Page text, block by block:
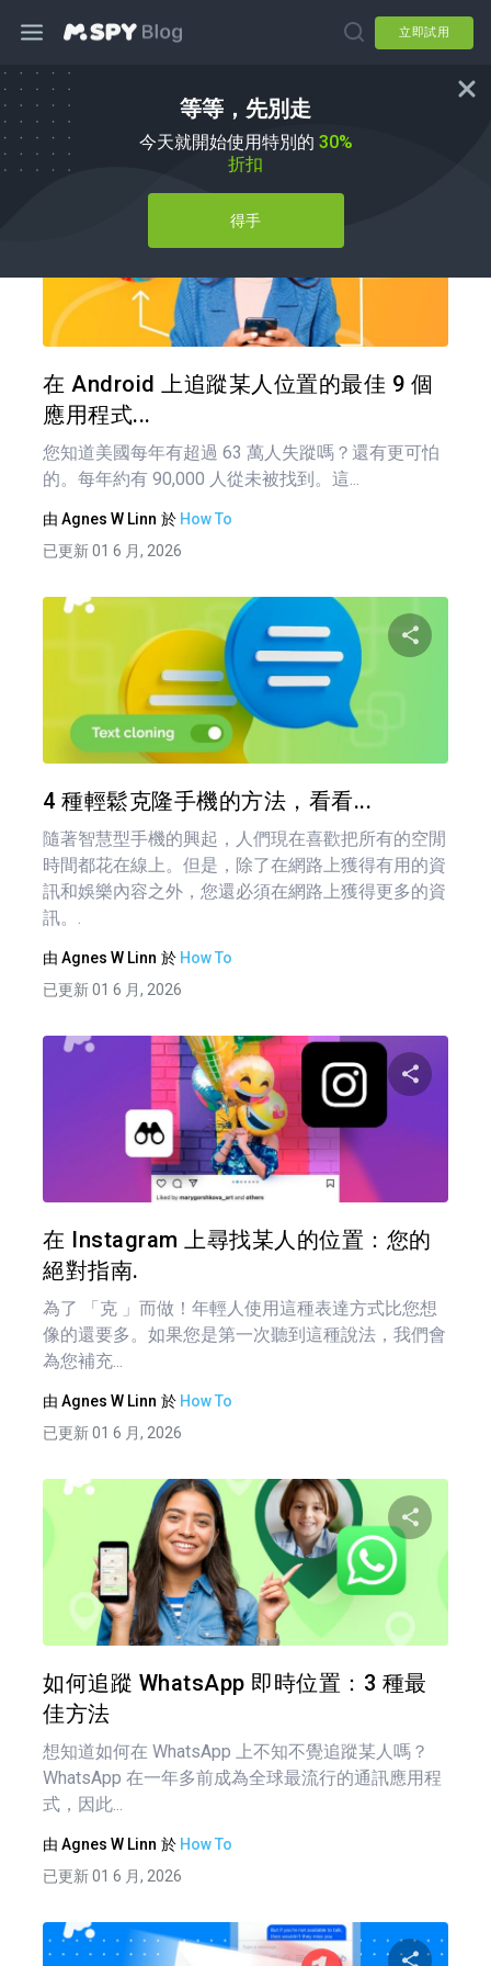
立即試用
等等，先別走
今天就開始使用特別的 30%
折扣
得手
如何使用
在 Android 上追蹤某人位置的最佳 9 個
應用程式...
您知道美國每年有超過 63 萬人失蹤嗎？還有更可怕
的。每年約有 90,000 人從未被找到。這...
由 Agnes W Linn 於 How To
已更新 01 6 月, 2026
4 種輕鬆克隆手機的方法，看看...
隨著智慧型手機的興起，人們現在喜歡把所有的空閒
時間都花在線上。但是，除了在網路上獲得有用的資
訊和娛樂內容之外，您還必須在網路上獲得更多的資
訊。.
由 Agnes W Linn 於 How To
已更新 01 6 月, 2026
在 Instagram 上尋找某人的位置：您的
絕對指南.
為了 「克 」而做！年輕人使用這種表達方式比您想
像的還要多。如果您是第一次聽到這種說法，我們會
為您補充...
由 Agnes W Linn 於 How To
已更新 01 6 月, 2026
如何追蹤 WhatsApp 即時位置：3 種最
佳方法
想知道如何在 WhatsApp 上不知不覺追蹤某人嗎？
WhatsApp 在一年多前成為全球最流行的通訊應用程
式，因此...
由 Agnes W Linn 於 How To
已更新 01 6 月, 2026